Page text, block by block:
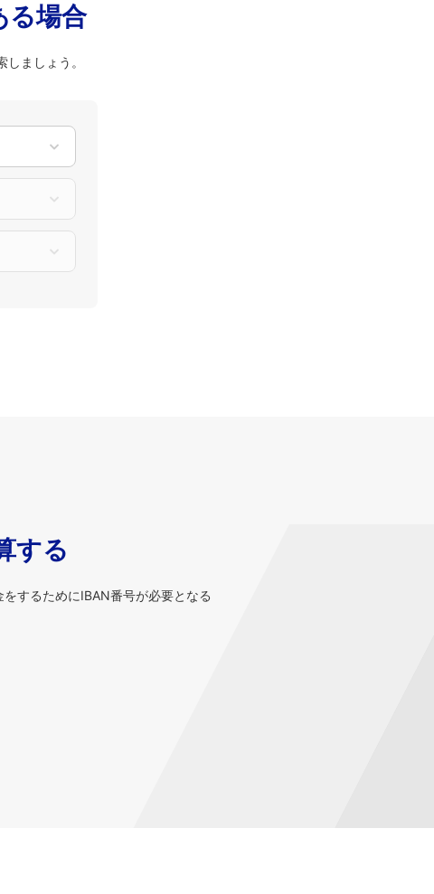
る場合
ましょう。
する
するためにIBAN番号が必要となる